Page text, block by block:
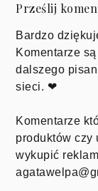
Prześlij
Bardzo
Komentarze
dalszego
sieci. ❤
Komentarze
produktów czy
wykupić